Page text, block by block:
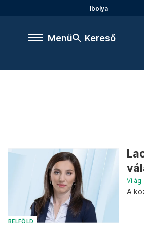
Ibolya
Menü Kereső
BELFÖLD
Világi
A